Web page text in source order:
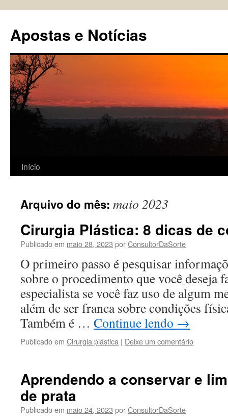
conteúdo
Apostas e Notícias
Início
Arquivo do mês: maio 2023
Cirurgia Plástica: 8 dicas de
Publicado em maio 28, 2023 porConsultorDaSorte
O primeiro passo é pesquisar
sobre o procedimento que você deseja
especialista se você faz uso de algum
além de ser franca sobre condições
Também é … Continue lendo →
Publicado em Cirurgia plástica | Deixe um comentário
Aprendendo a conservar e
de prata
Publicado em maio 24, 2023 porConsultorDaSorte